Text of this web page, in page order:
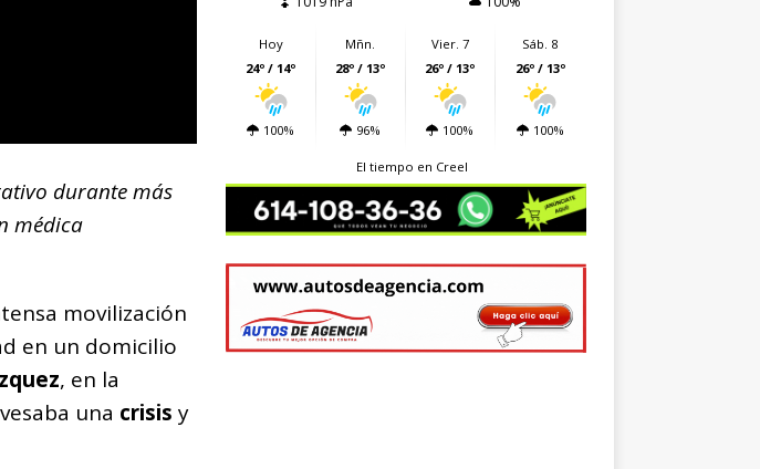
durante más
médica
movilización
en un domicilio
, en la
una crisis y
Hoy
24º / 14º
100%
Mñn.
28º / 13º
96%
Vier. 7
26º / 13º
100%
Sáb. 8
26º / 13º
100%
El tiempo en Creel